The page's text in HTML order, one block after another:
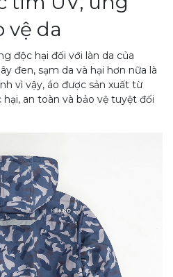
vệ da
độc hại đối với làn da của
đen, sạm da và hại hơn nữa là
vì vậy, áo được sản xuất từ
an toàn và bảo vệ tuyệt đối